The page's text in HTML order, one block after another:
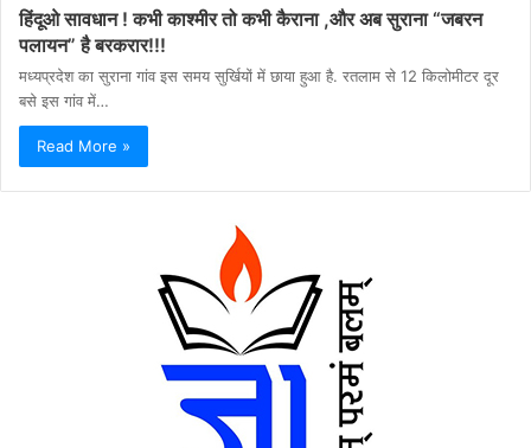
हिंदूओ सावधान ! कभी काश्मीर तो कभी कैराना ,और अब सुराना “जबरन
पलायन” है बरकरार!!!
मध्यप्रदेश का सुराना गांव इस समय सुर्खियों में छाया हुआ है. रतलाम से 12 किलोमीटर दूर
बसे इस गांव में…
Read More »